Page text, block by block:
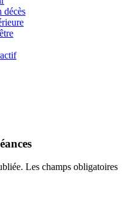
décès
Les champs obligatoires